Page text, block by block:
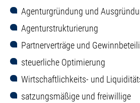
Agenturgründung und
Agenturstrukturierung
Partnerverträge und
steuerliche Optimierung
Wirtschaftlichkeits- und
satzungsmäßige und freiwillige